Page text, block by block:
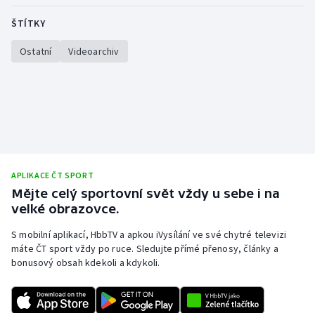
Plážový volejbal
Ragby
Sportovní střelba
Triatlon
Veslování
ŠTÍTKY
Ostatní Videoarchiv
APLIKACE ČT SPORT
Mějte celý sportovní svět vždy u sebe i na
velké obrazovce.
S mobilní aplikací, HbbTV a apkou iVysílání ve své chytré televizi
máte ČT sport vždy po ruce. Sledujte přímé přenosy, články a
bonusový obsah kdekoli a kdykoli.